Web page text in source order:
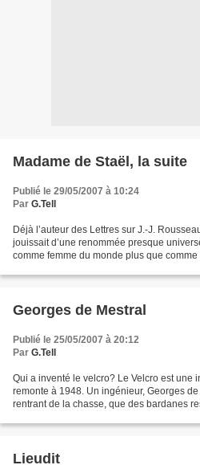
Madame de Staël, la suite
Publié le 29/05/2007 à 10:24
Par G.Tell
Déjà l’auteur des Lettres sur J.-J.
jouissait d’une renommée presque
comme femme du monde plus que
Georges de Mestral
Publié le 25/05/2007 à 20:12
Par G.Tell
Qui a inventé le velcro? Le Velcro est une
remonte à 1948. Un ingénieur, Georges
rentrant de la chasse, que des bardanes
Lieudit